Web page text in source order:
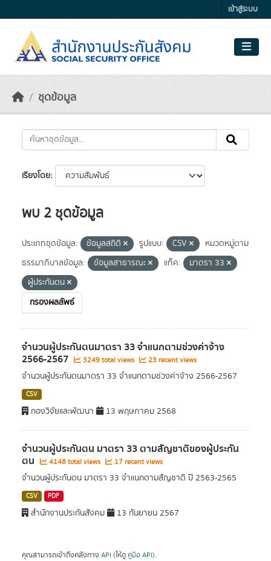
เข้าสู่ระบบ
ชุดข้อมูล
เรียงโดย
พบ 2 ชุดข้อมูล
ประเภทชุดข้อมูล: ข้อมูลสถิติ รูปแบบ: CSV
หมวดหมู่ตาม
ธรรมาภิบาลข้อมูล:
ข้อมูลสาธารณะ แท็ค:
มาตรา 33
ผู้ประกันตน
กรองผลลัพธ์
จำนวนผู้ประกันตนมาตรา 33 จำแนกตามช่วงค่าจ้าง
2566-2567 3249 total views 23 recent views
จำนวนผู้ประกันตนมาตรา 33 จำแนกตามช่วงค่าจ้าง 2566-2567
CSV
กองวิจัยและพัฒนา 13 พฤษภาคม 2568
จำนวนผู้ประกันตน มาตรา 33 ตามสัญชาติของผู้ประกัน
ตน 4148 total views 17 recent views
จำนวนผู้ประกันตน มาตรา 33 จำแนกตามสัญชาติ ปี 2563-2565
CSV PDF
สำนักงานประกันสังคม 13 กันยายน 2567
คุณสามารถเข้าถึงคลังทาง API (ให้ดู คู่มือ API).